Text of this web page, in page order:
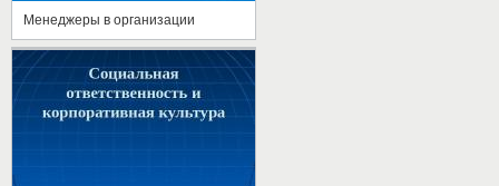
Менеджеры в организации